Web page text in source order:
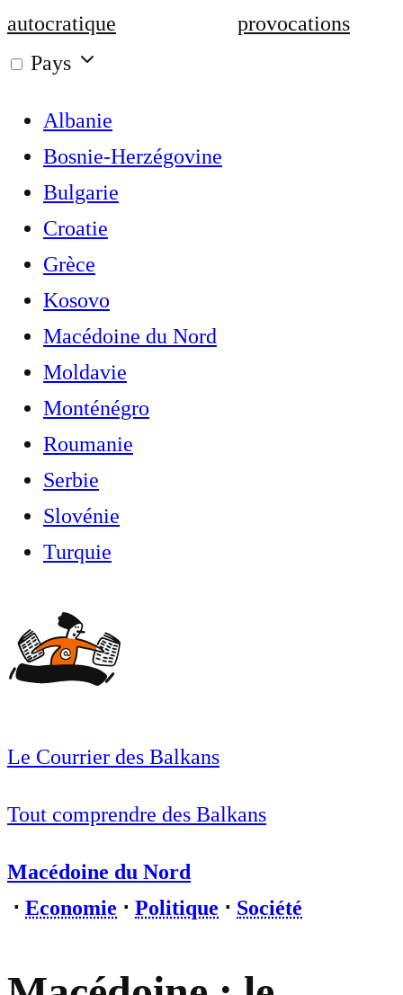
autocratique
provocations
Pays
Albanie
Bosnie-Herzégovine
Bulgarie
Croatie
Grèce
Kosovo
Macédoine du Nord
Moldavie
Monténégro
Roumanie
Serbie
Slovénie
Turquie
Le Courrier des Balkans
Tout comprendre des Balkans
Macédoine du Nord
⋅ Economie ⋅ Politique ⋅ Société